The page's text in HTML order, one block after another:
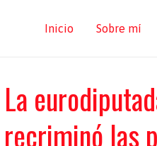
Inicio Sobre mí
La
recriminó las